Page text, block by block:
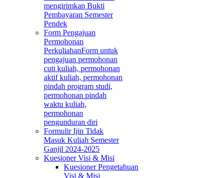
mengirimkan Bukti
Pembayaran Semester
Pendek
Form Pengajuan
Permohonan
PerkuliahanForm untuk
pengajuan permohonan
cuti kuliah, permohonan
aktif kuliah, permohonan
pindah program studi,
permohonan pindah
waktu kuliah,
permohonan
pengunduran diri
Formulir Ijin Tidak
Masuk Kuliah Semester
Ganjil 2024-2025
Kuesioner Visi & Misi
Kuesioner Pengetahuan
Visi & Misi